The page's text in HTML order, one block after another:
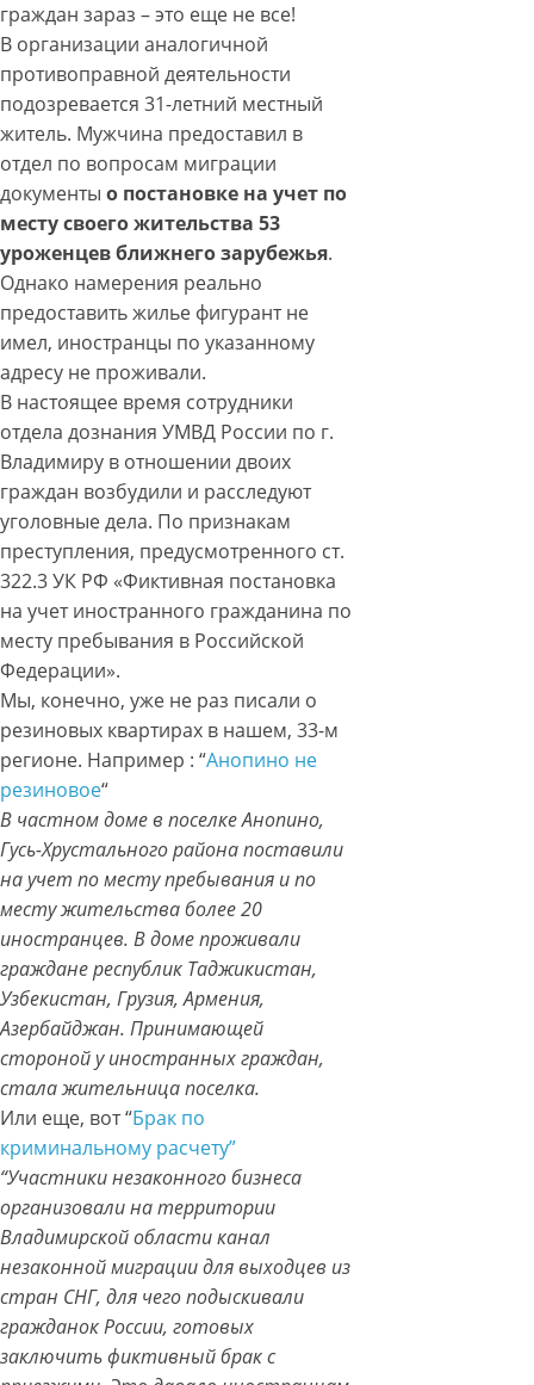
граждан зараз – это еще не все!
В организации аналогичной
противоправной деятельности
подозревается 31-летний местный
житель. Мужчина предоставил в
отдел по вопросам миграции
документы о постановке на учет по
месту своего жительства 53
уроженцев ближнего зарубежья.
Однако намерения реально
предоставить жилье фигурант не
имел, иностранцы по указанному
адресу не проживали.
В настоящее время сотрудники
отдела дознания УМВД России по г.
Владимиру в отношении двоих
граждан возбудили и расследуют
уголовные дела. По признакам
преступления, предусмотренного ст.
322.3 УК РФ «Фиктивная постановка
на учет иностранного гражданина по
месту пребывания в Российской
Федерации».
Мы, конечно, уже не раз писали о
резиновых квартирах в нашем, 33-м
регионе. Например : “Анопино не
резиновое“
В частном доме в поселке Анопино,
Гусь-Хрустального района поставили
на учет по месту пребывания и по
месту жительства более 20
иностранцев. В доме проживали
граждане республик Таджикистан,
Узбекистан, Грузия, Армения,
Азербайджан. Принимающей
стороной у иностранных граждан,
стала жительница поселка.
Или еще, вот “Брак по
криминальному расчету”
“Участники незаконного бизнеса
организовали на территории
Владимирской области канал
незаконной миграции для выходцев из
стран СНГ, для чего подыскивали
гражданок России, готовых
заключить фиктивный брак с